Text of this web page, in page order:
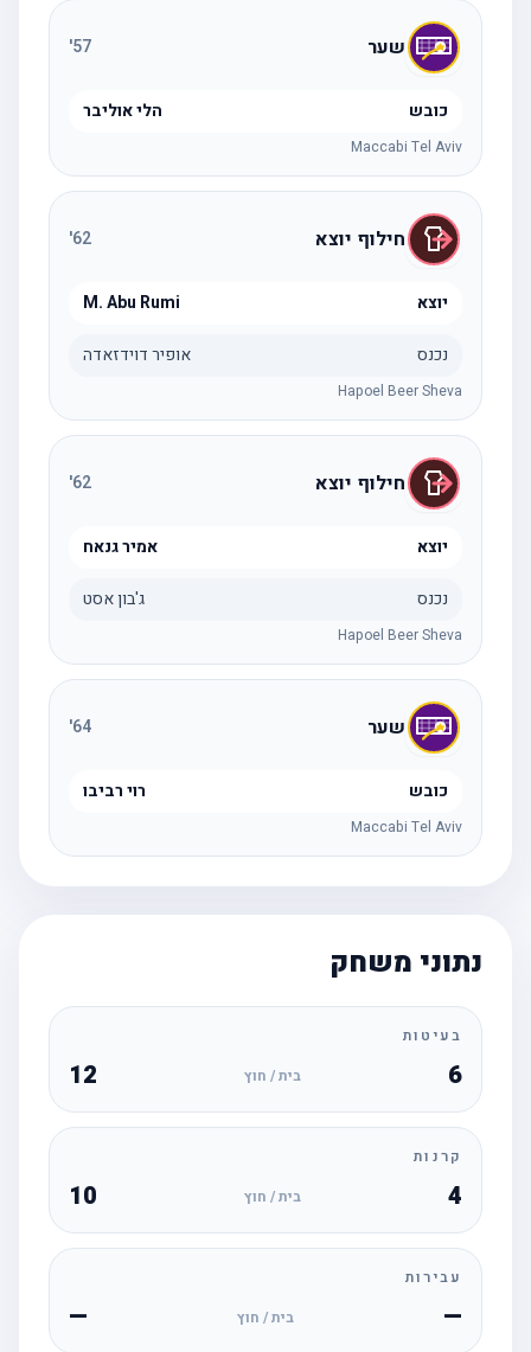
שער 57
'
כובש הלי אוליבר
Maccabi Tel Aviv
חילוף יוצא 62
'
יוצא M. Abu Rumi
נכנס אופיר דוידזאדה
Hapoel Beer Sheva
חילוף יוצא 62
'
יוצא אמיר גנאח
נכנס ג'בון אסט
Hapoel Beer Sheva
שער 64
'
כובש רוי רביבו
Maccabi Tel Aviv
נתוני משחק
בעיטות
בית / חוץ 12
קרנות
בית / חוץ 10
עבירות
— בית / חוץ —